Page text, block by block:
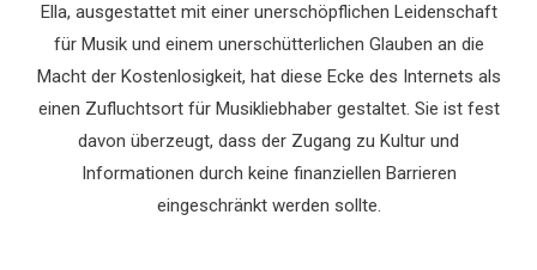
Ella, ausgestattet mit einer unerschöpflichen Leidenschaft
für Musik und einem unerschütterlichen Glauben an die
Macht der Kostenlosigkeit, hat diese Ecke des Internets als
einen Zufluchtsort für Musikliebhaber gestaltet. Sie ist fest
davon überzeugt, dass der Zugang zu Kultur und
Informationen durch keine finanziellen Barrieren
eingeschränkt werden sollte.